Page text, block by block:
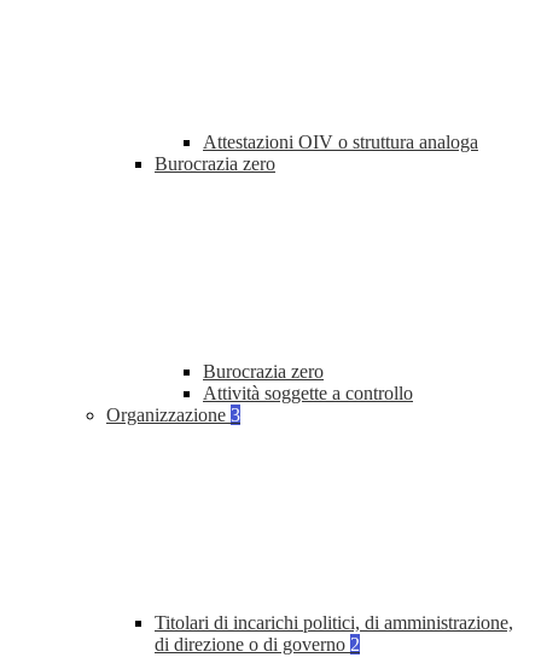
Attestazioni OIV o struttura analoga
Burocrazia zero
Burocrazia zero
Attività soggette a controllo
Organizzazione 3
Titolari di incarichi politici, di amministrazione,
di direzione o di governo 2